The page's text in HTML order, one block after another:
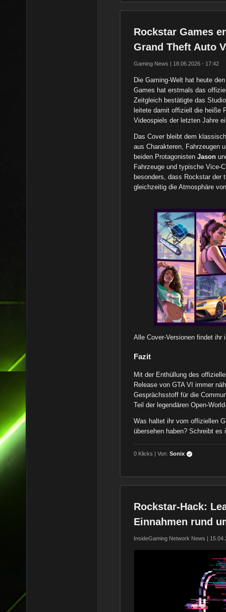
Rockstar Games
Grand Theft Auto
Gaming News | 18.06.2026 - 17:42
Die Gaming-Welt hat heute
Games hat erstmals das
Zeitgleich bestätigte das
leitete damit offiziell die heiße
Videospiels der letzten Jahre
Das Cover bleibt dem
aus Charakteren, Fahrzeugen
beiden ProtagonistenJason
Fahrzeuge und typische Vice-
besonders, dass Rockstar der
gleichzeitig die Atmosphäre
Alle Cover-Versionen findet ihr
Fazit
Mit der Enthüllung des
Release von GTA VI immer
Gesprächsstoff für die
Teil der legendären Open-
Was haltet ihr vom offiziellen
übersehen haben? Schreibt
0 Klicks | Von:Sonix
Rockstar-Hack:
Einnahmen rund
InsideGaming Network News |